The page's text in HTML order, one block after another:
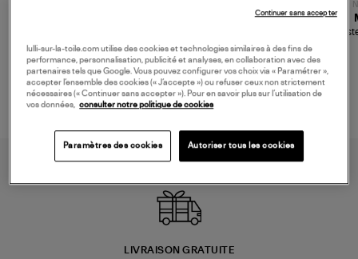
480,00 €
Champagne
189,00 €
TORAL
Mousse
LIVRAISON GRATUITE
lulli-sur-la-toile.com utilise des cookies et technologies similaires à des fins de
performance, personnalisation, publicité et analyses, en collaboration avec des
partenaires tels que Google. Vous pouvez configurer vos choix via « Paramétrer »,
accepter l’ensemble des cookies (« J’accepte ») ou refuser ceux non strictement
nécessaires (« Continuer sans accepter »). Pour en savoir plus sur l’utilisation de
vos données, consulter notre politique de cookies
Paramètres des cookies Autoriser tous les cookies
Continuer sans accepter